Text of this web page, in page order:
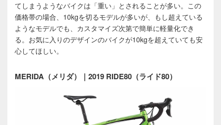
てしまうようなバイクは「重い」とされることが多い。この
価格帯の場合、10kgを切るモデルが多いが、もし超えている
ようなモデルでも、カスタマイズ次第で簡単に軽量化でき
る。お気に入りのデザインのバイクが10kgを超えていても安
心してほしい。
MERIDA（メリダ）｜2019 RIDE80（ライド80）